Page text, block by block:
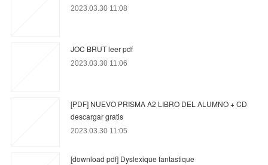
2023.03.30 11:08
JOC BRUT leer pdf
2023.03.30 11:06
[PDF] NUEVO PRISMA A2 LIBRO DEL ALUMNO + CD
descargar gratis
2023.03.30 11:05
[download pdf] Dyslexique fantastique